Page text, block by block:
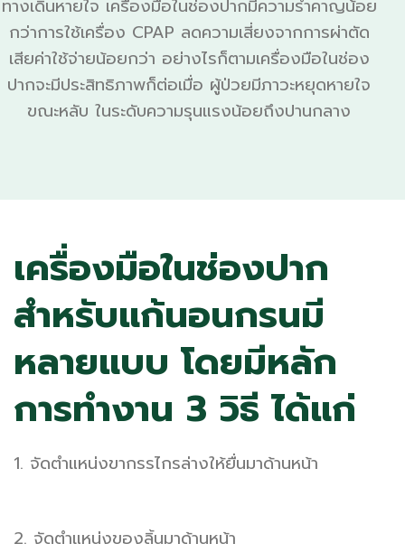
ทางเดินหายใจ เครื่องมือในช่องปากมีความรำคาญน้อย
กว่าการใช้เครื่อง CPAP ลดความเสี่ยงจากการผ่าตัด
เสียค่าใช้จ่ายน้อยกว่า อย่างไรก็ตามเครื่องมือในช่อง
ปากจะมีประสิทธิภาพก็ต่อเมื่อ ผู้ป่วยมีภาวะหยุดหายใจ
ขณะหลับ ในระดับความรุนแรงน้อยถึงปานกลาง
เครื่องมือในช่องปาก
สำหรับแก้นอนกรนมี
หลายแบบ โดยมีหลัก
การทำงาน 3 วิธี ได้แก่
1. จัดตำแหน่งขากรรไกรล่างให้ยื่นมาด้านหน้า
2. จัดตำแหน่งของลิ้นมาด้านหน้า